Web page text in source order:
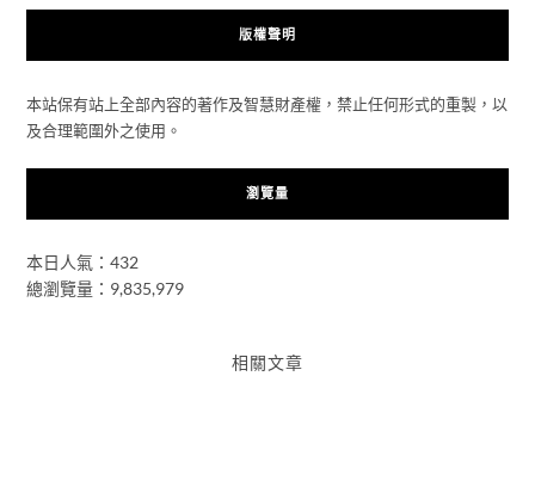
版權聲明
本站保有站上全部內容的著作及智慧財產權，禁止任何形式的重製，以
及合理範圍外之使用。
瀏覽量
本日人氣：432
總瀏覽量：9,835,979
相關文章